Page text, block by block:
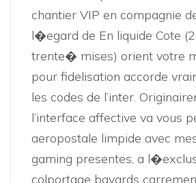
chantier VIP en compagnie
l�egard de En liquide Cote
trente� mises) orient votre
pour fidelisation accorde
les codes de l’inter.
l’interface affective va vous
aeropostale limpide avec
gaming presentes, a
colportage bavards